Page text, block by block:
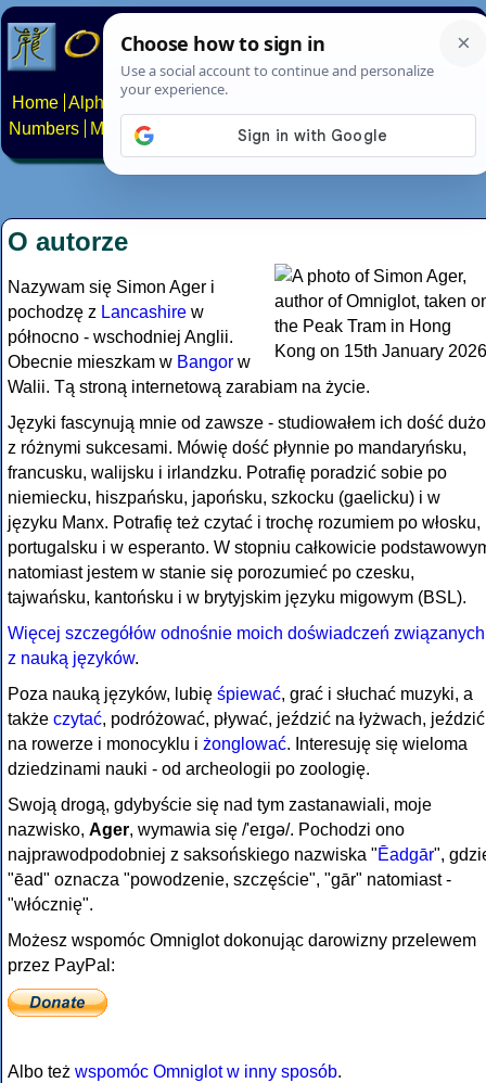
Home Alphabets Constructed scripts
Numbers
Multilingual Pages Search News About
O autorze
Nazywam się Simon Ager i
pochodzę z Lancashire w
północno - wschodniej Anglii.
Obecnie mieszkam w Bangor w
Walii. Tą stroną internetową zarabiam na życie.
Języki fascynują mnie od zawsze - studiowałem ich dość
z różnymi sukcesami. Mówię dość płynnie po mandaryńsku,
francusku, walijsku i irlandzku. Potrafię poradzić sobie po
niemiecku, hiszpańsku, japońsku, szkocku (gaelicku) i w
języku Manx. Potrafię też czytać i trochę rozumiem po włosku,
portugalsku i w esperanto. W stopniu całkowicie
natomiast jestem w stanie się porozumieć po czesku,
tajwańsku, kantońsku i w brytyjskim języku migowym (BSL).
Więcej szczegółów odnośnie moich doświadczeń związanych
z nauką języków.
Poza nauką języków, lubię śpiewać, grać i słuchać muzyki, a
także czytać, podróżować, pływać, jeździć na łyżwach, jeździć
na rowerze i monocyklu i żonglować. Interesuję się wieloma
dziedzinami nauki - od archeologii po zoologię.
Swoją drogą, gdybyście się nad tym zastanawiali, moje
nazwisko, Ager, wymawia się /'eɪgə/. Pochodzi ono
najprawodpodobniej z saksońskiego nazwiska "Ēadgār",
"ēad" oznacza "powodzenie, szczęście", "gār" natomiast -
"włócznię".
Możesz wspomóc Omniglot dokonując darowizny przelewem
przez PayPal:
Albo też wspomóc Omniglot w inny sposób.